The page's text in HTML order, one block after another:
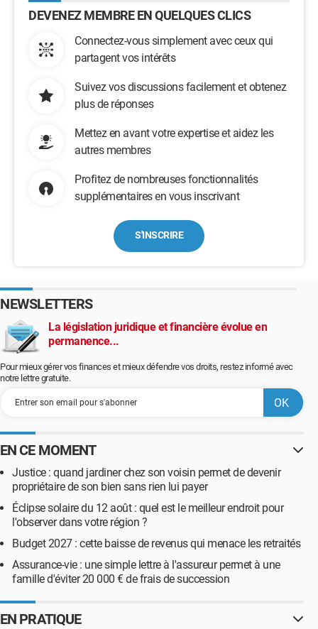
DEVENEZ MEMBRE EN QUELQUES CLICS
Connectez-vous simplement avec ceux qui
partagent vos intérêts
Suivez vos discussions facilement et obtenez
plus de réponses
Mettez en avant votre expertise et aidez les
autres membres
Profitez de nombreuses fonctionnalités
supplémentaires en vous inscrivant
S'INSCRIRE
NEWSLETTERS
La législation juridique et financière évolue en
permanence...
Pour mieux gérer vos finances et mieux défendre vos droits, restez informé avec
notre lettre gratuite.
EN CE MOMENT
Justice : quand jardiner chez son voisin permet de devenir
propriétaire de son bien sans rien lui payer
Éclipse solaire du 12 août : quel est le meilleur endroit pour
l'observer dans votre région ?
Budget 2027 : cette baisse de revenus qui menace les retraités
Assurance-vie : une simple lettre à l'assureur permet à une
famille d'éviter 20 000 € de frais de succession
EN PRATIQUE